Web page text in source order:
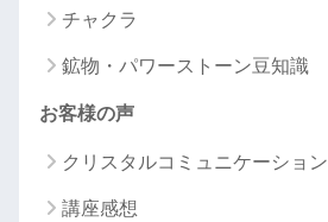
チャクラ
鉱物・パワーストーン豆知識
お客様の声
クリスタルコミュニケーション
講座感想